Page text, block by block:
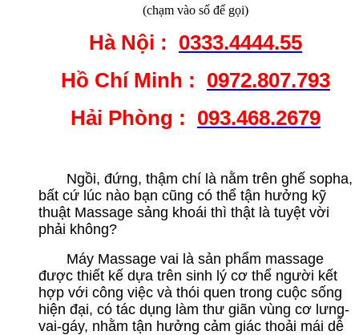
(chạm vào số để gọi)
Hà Nội : 0333.4444.55
Hồ Chí Minh : 0972.807.793
Hải Phòng : 093.468.2679
Ngồi, đứng, thậm chí là nằm trên ghế sopha,
bất cứ lúc nào bạn cũng có thể tận hưởng kỹ
thuật Massage sảng khoái thì thật là tuyệt vời
phải không?
Máy Massage vai là sản phẩm massage
được thiết kế dựa trên sinh lý cơ thể người kết
hợp với công việc và thói quen trong cuộc sống
hiện đại, có tác dụng làm thư giãn vùng cơ lưng-
vai-gáy, nhằm tận hưởng cảm giác thoải mái dễ